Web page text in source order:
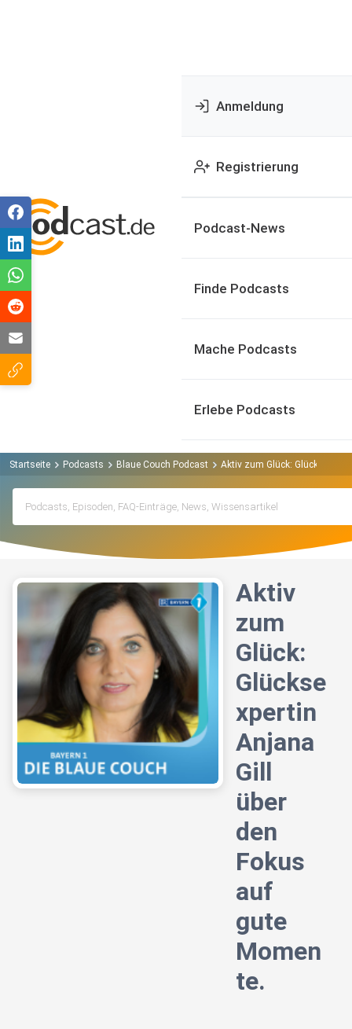
Anmeldung
Registrierung
Podcast-News
Finde Podcasts
Mache Podcasts
Erlebe Podcasts
Startseite Podcasts Blaue Couch Podcast Aktiv zum Glück:
Aktiv
zum
Glück:
Glückse
xpertin
Anjana
Gill
über
den
Fokus
auf
gute
Momen
te.